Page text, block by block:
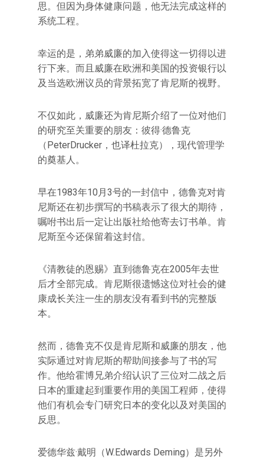
思。但因为身体健康问题，他无法完成这样的
系统工程。
幸运的是，弟弟威廉的加入使得这一切得以进
行下来。而且威廉在欧洲和美国的投资银行以
及当选欧洲议员的背景拓宽了肯尼斯的视野。
不仅如此，威廉还为肯尼斯介绍了一位对他们
的研究至关重要的朋友：彼得·德鲁克
（PeterDrucker，也译杜拉克），现代管理学
的奠基人。
早在1983年10月3号的一封信中，德鲁克对肯
尼斯还在初步撰写的书稿表示了很大的期待，
嘱咐书出后一定让出版社给他寄去订书单。肯
尼斯至今还保留着这封信。
《清教徒的恩赐》直到德鲁克在2005年去世
后才全部完成。肯尼斯很遗憾这位对社会的健
康成长关注一生的朋友没有看到书的完整版
本。
然而，德鲁克不仅是肯尼斯和威廉的朋友，他
实际通过对肯尼斯的帮助间接参与了书的写
作。他给霍博兄弟介绍认识了三位对二战之后
日本的重建起到重要作用的美国工程师，使得
他们有机会专门研究日本的变化以及对美国的
反思。
爱德华兹·戴明（W.Edwards Deming）是另外